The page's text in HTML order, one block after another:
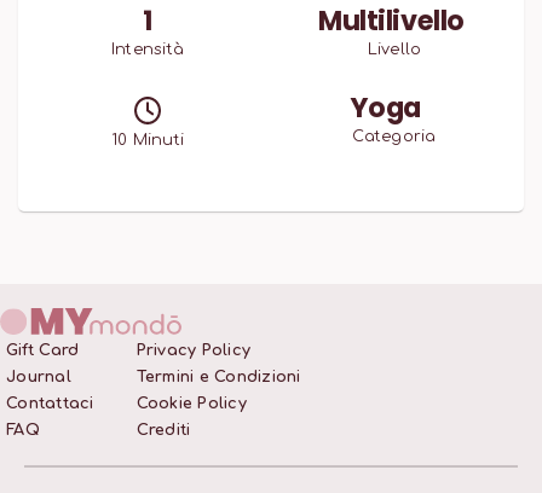
1
Intensità
Multilivello
Livello
10 Minuti
Yoga
Categoria
Gift Card
Journal
Contattaci
FAQ
Privacy Policy
Termini e Condizioni
Cookie Policy
Crediti